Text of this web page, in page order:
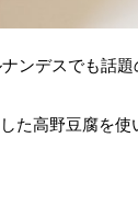
ンデスでも話題
た高野豆腐を